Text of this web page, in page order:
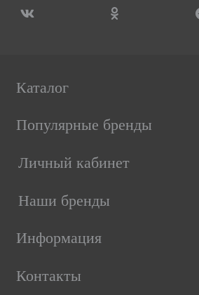
Каталог
Популярные бренды
Личный кабинет
Наши бренды
Информация
Контакты